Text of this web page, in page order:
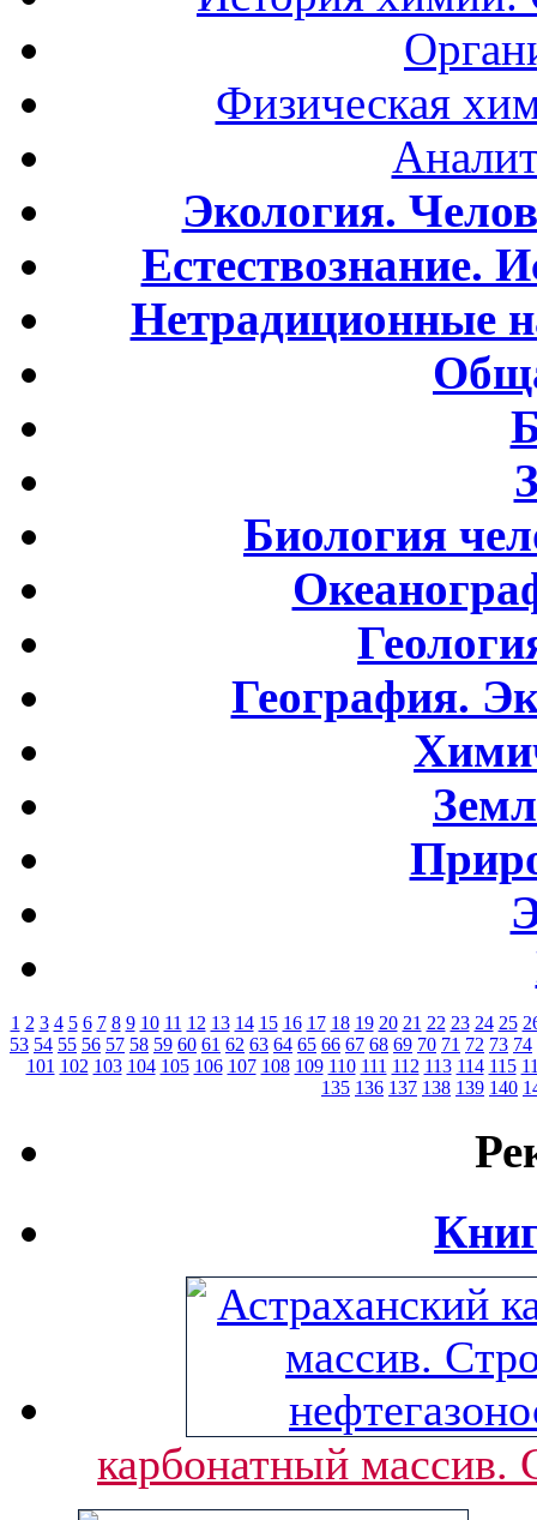
Физическая
Экология.
Естествознание.
Нетрадиционные
Биология
География.
1 2 3 4 5 6 7 8 9 10 11 12 13 14 15 16 17 18 19 20 21 22 23 24 25
53 54 55 56 57 58 59 60 61 62 63 64 65 66 67 68 69 70 71 72 73 74
101 102 103 104 105 106 107 108 109 110 111 112 113 114 115
135 136 137 138 139 140
карбонатный массив.